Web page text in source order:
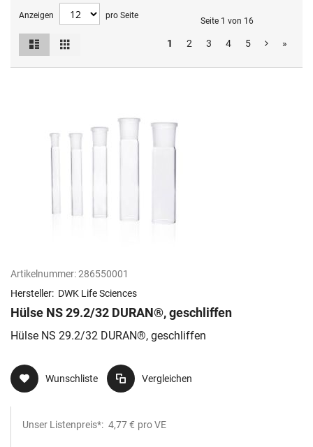
Anzeigen pro Seite
Seite 1 von 16
1 2 3 4 5 »
Ansicht
als
Artikelnummer:286550001
Hersteller: DWK Life Sciences
Hülse NS 29.2/32 DURAN®, geschliffen
Hülse NS 29.2/32 DURAN®, geschliffen
Wunschliste Vergleichen
Unser Listenpreis*: 4,77 € pro VE